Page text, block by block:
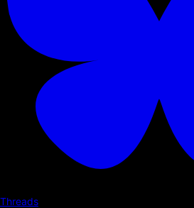
Threads